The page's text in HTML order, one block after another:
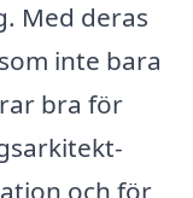
Med deras
inte bara
bra för
och för